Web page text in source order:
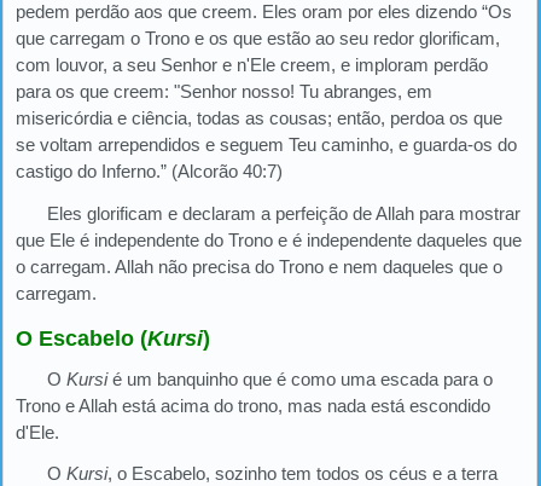
pedem perdão aos que creem. Eles oram por eles dizendo “Os
que carregam o Trono e os que estão ao seu redor glorificam,
com louvor, a seu Senhor e n'Ele creem, e imploram perdão
para os que creem: "Senhor nosso! Tu abranges, em
misericórdia e ciência, todas as cousas; então, perdoa os que
se voltam arrependidos e seguem Teu caminho, e guarda-os do
castigo do Inferno.” (Alcorão 40:7)
Eles glorificam e declaram a perfeição de Allah para mostrar
que Ele é independente do Trono e é independente daqueles que
o carregam. Allah não precisa do Trono e nem daqueles que o
carregam.
O Escabelo (Kursi)
OKursié um banquinho que é como uma escada para o
Trono e Allah está acima do trono, mas nada está escondido
d'Ele.
OKursi, o Escabelo, sozinho tem todos os céus e a terra